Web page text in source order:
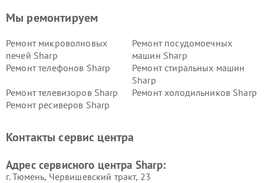
Мы ремонтируем
Ремонт микроволновых
печей Sharp
Ремонт посудомоечных
машин Sharp
Ремонт телефонов Sharp
Ремонт стиральных машин
Sharp
Ремонт телевизоров Sharp
Ремонт холодильников Sharp
Ремонт ресиверов Sharp
Контакты сервис центра
Адрес сервисного центра Sharp:
г. Тюмень, ​Червишевский тракт, 23